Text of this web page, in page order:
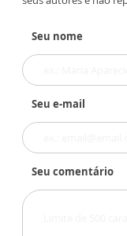
Seu nome
Seu e-mail
Seu comentário